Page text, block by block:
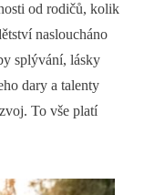
od rodičů, kolik
nasloucháno
splývání, lásky
dary a talenty
To vše platí